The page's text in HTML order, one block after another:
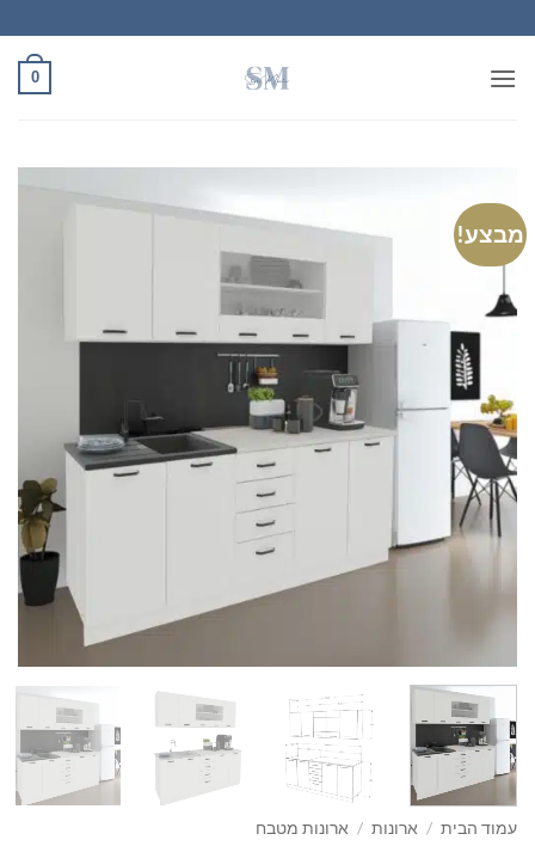
to
content
0
מבצע!
עמוד הבית / ארונות / ארונות מטבח